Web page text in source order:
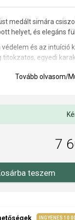
medált simára
helyet, és elegáns
és az intuíció
titokzatos, egyedi
a terméknek.
a kivitelezés
Tovább olvasom/
7
teszem
INGYENES 10